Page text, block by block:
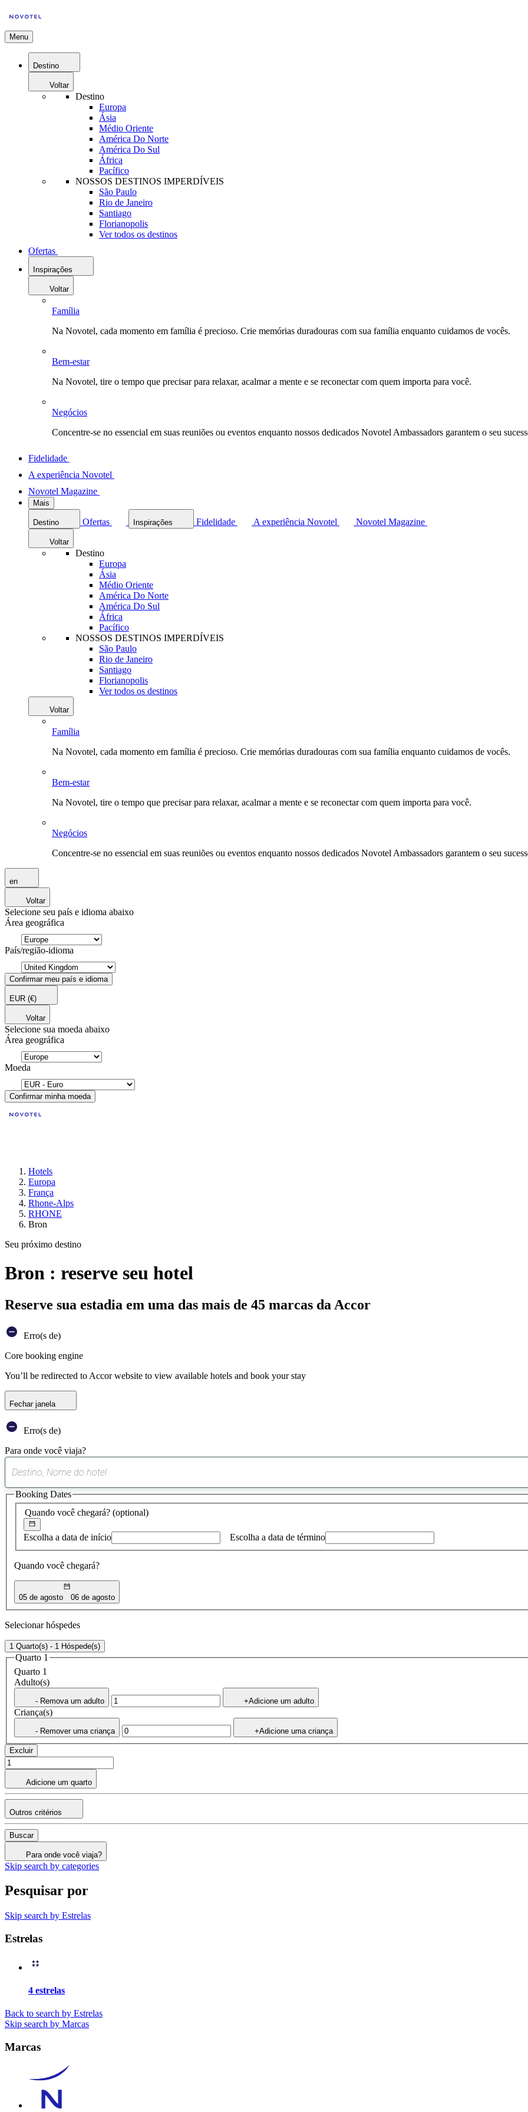
Menu
Destino
Voltar
Destino
Europa
Ásia
Médio Oriente
América Do Norte
América Do Sul
África
Pacífico
NOSSOS DESTINOS IMPERDÍVEIS
São Paulo
Rio de Janeiro
Santiago
Florianopolis
Ver todos os destinos
Ofertas
Inspirações
Voltar
Família
Na Novotel, cada momento em família é precioso. Crie memórias duradouras com sua família enquanto cuidamos de vocês.
Bem-estar
Na Novotel, tire o tempo que precisar para relaxar, acalmar a mente e se reconectar com quem importa para você.
Negócios
Concentre-se no essencial em suas reuniões ou eventos enquanto nossos dedicados Novotel Ambassadors garantem o seu
Fidelidade
A experiência Novotel
Novotel Magazine
Mais
Destino Ofertas Inspirações Fidelidade A experiência Novotel Novotel Magazine
Voltar
Destino
Europa
Ásia
Médio Oriente
América Do Norte
América Do Sul
África
Pacífico
NOSSOS DESTINOS IMPERDÍVEIS
São Paulo
Rio de Janeiro
Santiago
Florianopolis
Ver todos os destinos
Voltar
Família
Na Novotel, cada momento em família é precioso. Crie memórias duradouras com sua família enquanto cuidamos de vocês.
Bem-estar
Na Novotel, tire o tempo que precisar para relaxar, acalmar a mente e se reconectar com quem importa para você.
Negócios
Concentre-se no essencial em suas reuniões ou eventos enquanto nossos dedicados Novotel Ambassadors garantem o seu
en
Voltar
Selecione seu país e idioma abaixo
Área geográfica
País/região-idioma
Confirmar meu país e idioma
EUR (€)
Voltar
Selecione sua moeda abaixo
Área geográfica
Moeda
Confirmar minha moeda
Hotels
Europa
França
Rhone-Alps
RHONE
Bron
Seu próximo destino
Bron : reserve seu hotel
Reserve sua estadia em uma das mais de 45 marcas da Accor
Erro(s de)
Core booking engine
You’ll be redirected to Accor website to view available hotels and book your stay
Fechar janela
Erro(s de)
Para onde você viaja?
sugestão
encontrada
Quando você chegará? (optional)
Escolha a data de início Escolha a data de término
Quando você chegará?
05 de agosto 06 de agosto
Booking Dates
Selecionar hóspedes
1 Quarto(s) - 1 Hóspede(s)
Quarto 1
Quarto 1
Adulto(s)
- Remova um adulto +Adicione um adulto
Criança(s)
- Remover uma criança +Adicione uma criança
Excluir
Adicione um quarto
Outros critérios
Buscar
Para onde você viaja?
Skip search by categories
Pesquisar por
Skip search by Estrelas
Estrelas
4 estrelas
Back to search by Estrelas
Skip search by Marcas
Marcas